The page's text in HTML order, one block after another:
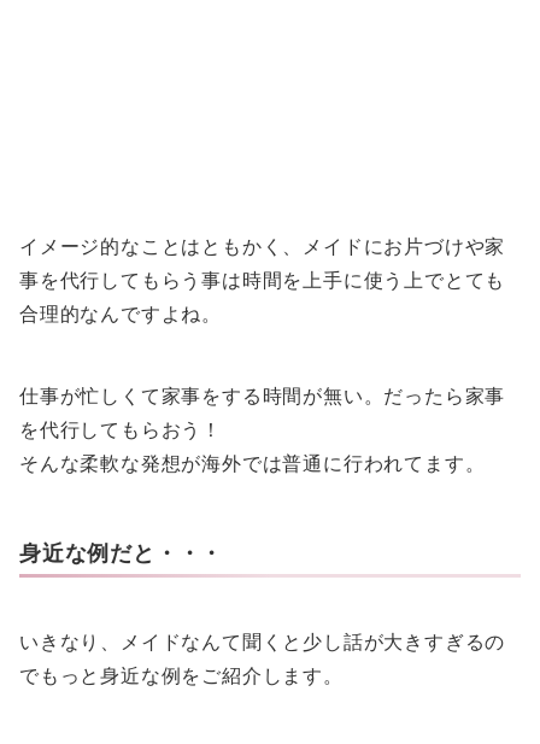
イメージ的なことはともかく、メイドにお片づけや家
事を代行してもらう事は時間を上手に使う上でとても
合理的なんですよね。
仕事が忙しくて家事をする時間が無い。だったら家事
を代行してもらおう！
そんな柔軟な発想が海外では普通に行われてます。
身近な例だと・・・
いきなり、メイドなんて聞くと少し話が大きすぎるの
でもっと身近な例をご紹介します。